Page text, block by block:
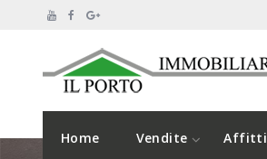
Home Vendite Affitti